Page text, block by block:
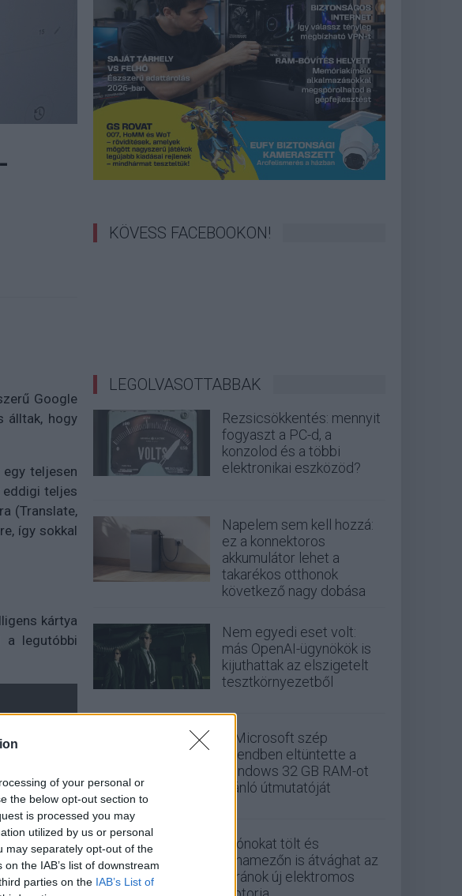
of your personal or
the below opt-out section to
is processed you may
utilized by us or personal
may separately opt-out of the
the IAB’s list of downstream
parties on the IAB’s List of
Google
álltak, hogy
teljesen
eddigi teljes
(Translate,
így sokkal
kártya
a legutóbbi
KÖVESS FACEBOOKON!
LEGOLVASOTTABBAK
Rezsicsökkentés: mennyit
fogyaszt a PC-d, a
konzolod és a többi
elektronikai eszközöd?
Napelem sem kell hozzá:
ez a konnektoros
akkumulátor lehet a
takarékos otthonok
következő nagy dobása
Nem egyedi eset volt:
más OpenAI-ügynökök is
kijuthattak az elszigetelt
tesztkörnyezetből
A Microsoft szép
csendben eltüntette a
Windows 32 GB RAM-ot
ajánló útmutatóját
Drónokat tölt és
aknamezőn is átvághat az
ukránok új elektromos